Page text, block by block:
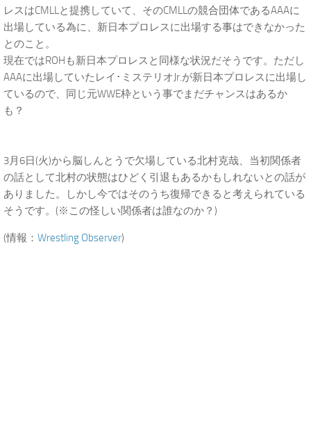
レスはCMLLと提携していて、そのCMLLの競合団体であるAAAに
出場している為に、新日本プロレスに出場する事はできなかった
とのこと。
現在ではROHも新日本プロレスと同様な状況だそうです。ただし
AAAに出場していたレイ･ミステリオJr.が新日本プロレスに出場し
ているので、同じ元WWE枠という事でまだチャンスはあるか
も？
3月6日(火)から脳しんとうで欠場している北村克哉、当初関係者
の話として北村の状態はひどく引退もあるかもしれないとの話が
ありました。しかし今ではそのうち復帰できると考えられている
そうです。(※この怪しい関係者は誰なのか？)
(情報： Wrestling Observer)